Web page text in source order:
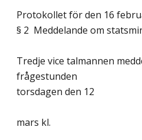
Protokollet för den 16
§ 2 Meddelande om
Tredje vice talmannen
frågestunden
torsdagen den 12
mars kl.